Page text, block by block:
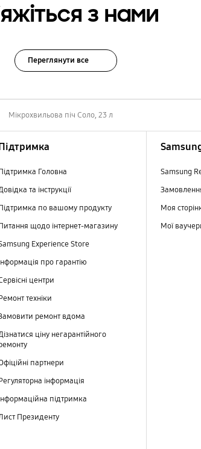
з нами
Переглянути все
Мікрохвильова піч Соло, 23 л
Головна
та інструкції
по вашому продукту
щодо інтернет-магазину
Experience Store
про гарантію
центри
техніки
ремонт вдома
ціну негарантійного
партнери
інформація
підтримка
Президенту
Samsung
Моя
Мої